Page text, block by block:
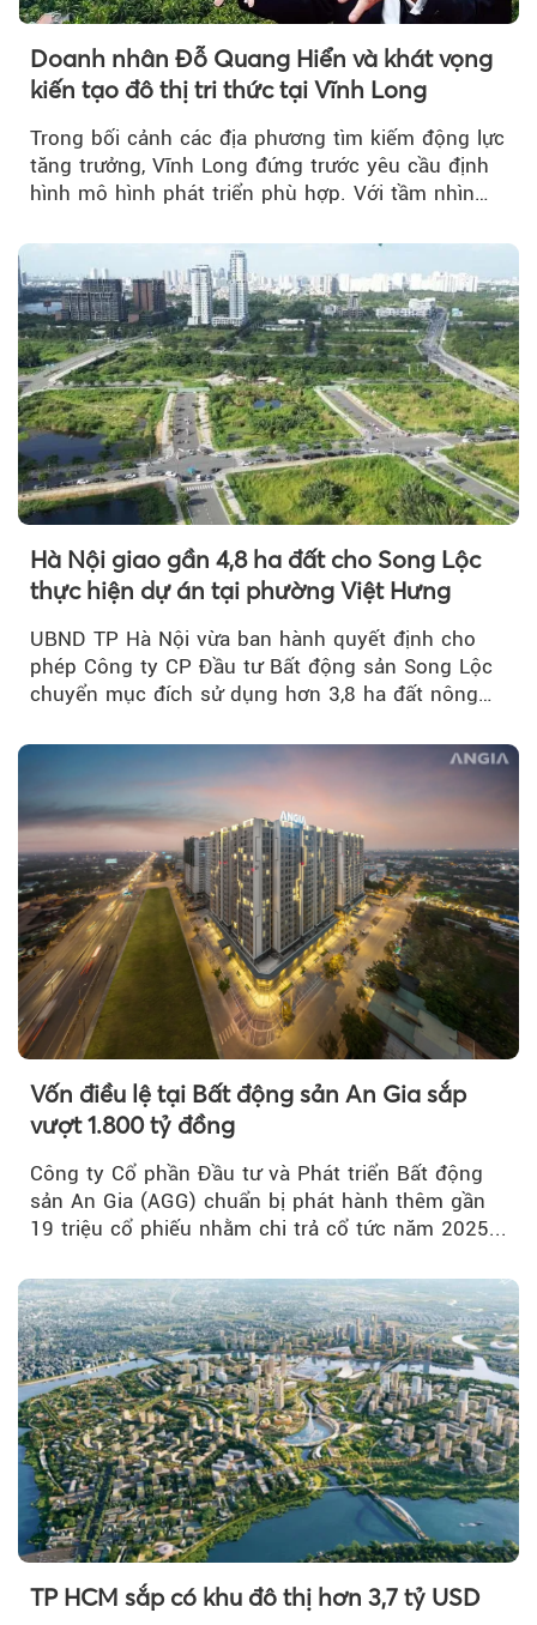
Doanh nhân Đỗ Quang Hiển và khát vọng
kiến tạo đô thị tri thức tại Vĩnh Long
Trong bối cảnh các địa phương tìm kiếm động lực
tăng trưởng, Vĩnh Long đứng trước yêu cầu định
hình mô hình phát triển phù hợp. Với tầm nhìn
Hà Nội giao gần 4,8 ha đất cho Song Lộc
thực hiện dự án tại phường Việt Hưng
UBND TP Hà Nội vừa ban hành quyết định cho
phép Công ty CP Đầu tư Bất động sản Song Lộc
chuyển mục đích sử dụng hơn 3,8 ha đất nông
Vốn điều lệ tại Bất động sản An Gia sắp
vượt 1.800 tỷ đồng
Công ty Cổ phần Đầu tư và Phát triển Bất động
sản An Gia (AGG) chuẩn bị phát hành thêm gần
19 triệu cổ phiếu nhằm chi trả cổ tức năm 2025...
TP HCM sắp có khu đô thị hơn 3,7 tỷ USD